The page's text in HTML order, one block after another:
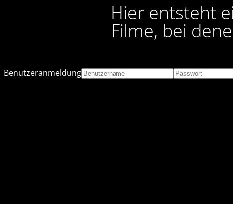
Hier entsteht
Filme, bei
Benutzeranmeldung